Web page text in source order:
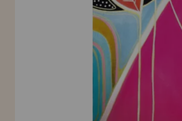
info@casadelpuzzle.com